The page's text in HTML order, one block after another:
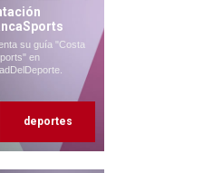
su guía "Costa
en
deportes